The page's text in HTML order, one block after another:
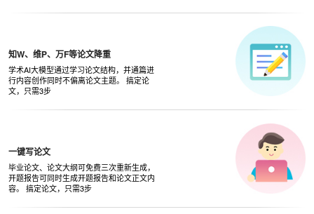
知W、维P、万F等论文降重
学术AI大模型通过学习论文结构，并通篇进
行内容创作同时不偏离论文主题。 搞定论
文，只需3步
一键写论文
毕业论文、论文大纲可免费三次重新生成，
开题报告可同时生成开题报告和论文正文内
容。 搞定论文，只需3步